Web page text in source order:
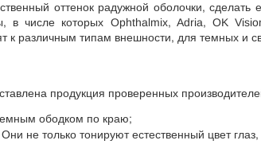
оттенок радужной оболочки,
в числе которых Ophthalmix, Adria, OK
к различным типам внешности, для темных и
продукция проверенных
ободком по краю;
Они не только тонируют естественный цвет